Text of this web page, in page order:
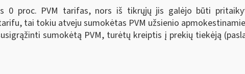
0 proc. PVM tarifas, nors iš tikrųjų jis galėjo būti
tai tokiu atveju sumokėtas PVM užsienio
sumokėtą PVM, turėtų kreiptis į prekių tiekėją